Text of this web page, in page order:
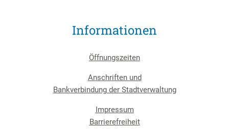
Informationen
Öffnungszeiten
Anschriften und
Bankverbindung der Stadtverwaltung
Impressum
Barrierefreiheit